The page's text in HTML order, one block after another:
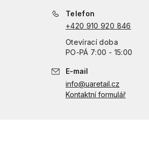
Telefon
+420 910 920 846
Otevírací doba
PO-PÁ 7:00 - 15:00
E-mail
info@uaretail.cz
Kontaktní formulář